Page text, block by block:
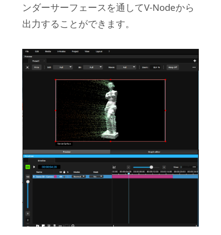
ンダーサーフェースを通してV-Nodeから
出力することができます。